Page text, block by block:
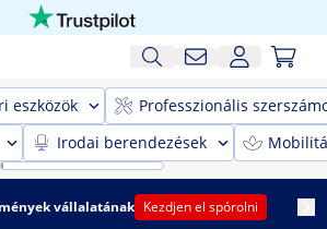
eszközök
Professzionális
Irodai berendezések
vállalatának Kezdjen el spórolni